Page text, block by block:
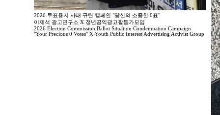
2026 투표용지 사태 규탄 캠페인 "당신의 소중한 0표"
이제석 광고연구소 X 청년공익광고활동가모임
2026 Election Commission Ballot Situation Condemnation Campaign
"Your Precious 0 Votes" X Youth Public Interest Advertising Activist Group